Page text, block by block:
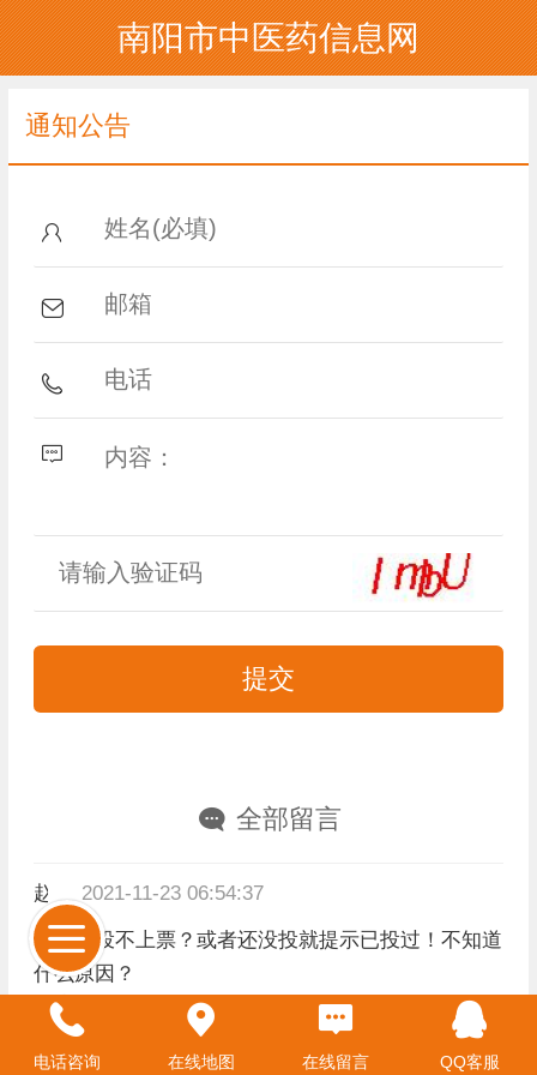
南阳市中医药信息网
通知公告
全部留言
2021-11-23 06:54:37
为什么投不上票？或者还没投就提示已投过！不知道
什么原因？
管理员回复：
电话咨询 在线地图 在线留言 QQ客服